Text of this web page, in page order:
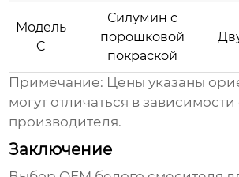
Модель
C
Силумин с
порошковой
покраской
Примечание: Цены указаны
могут отличаться в
производителя.
Заключение